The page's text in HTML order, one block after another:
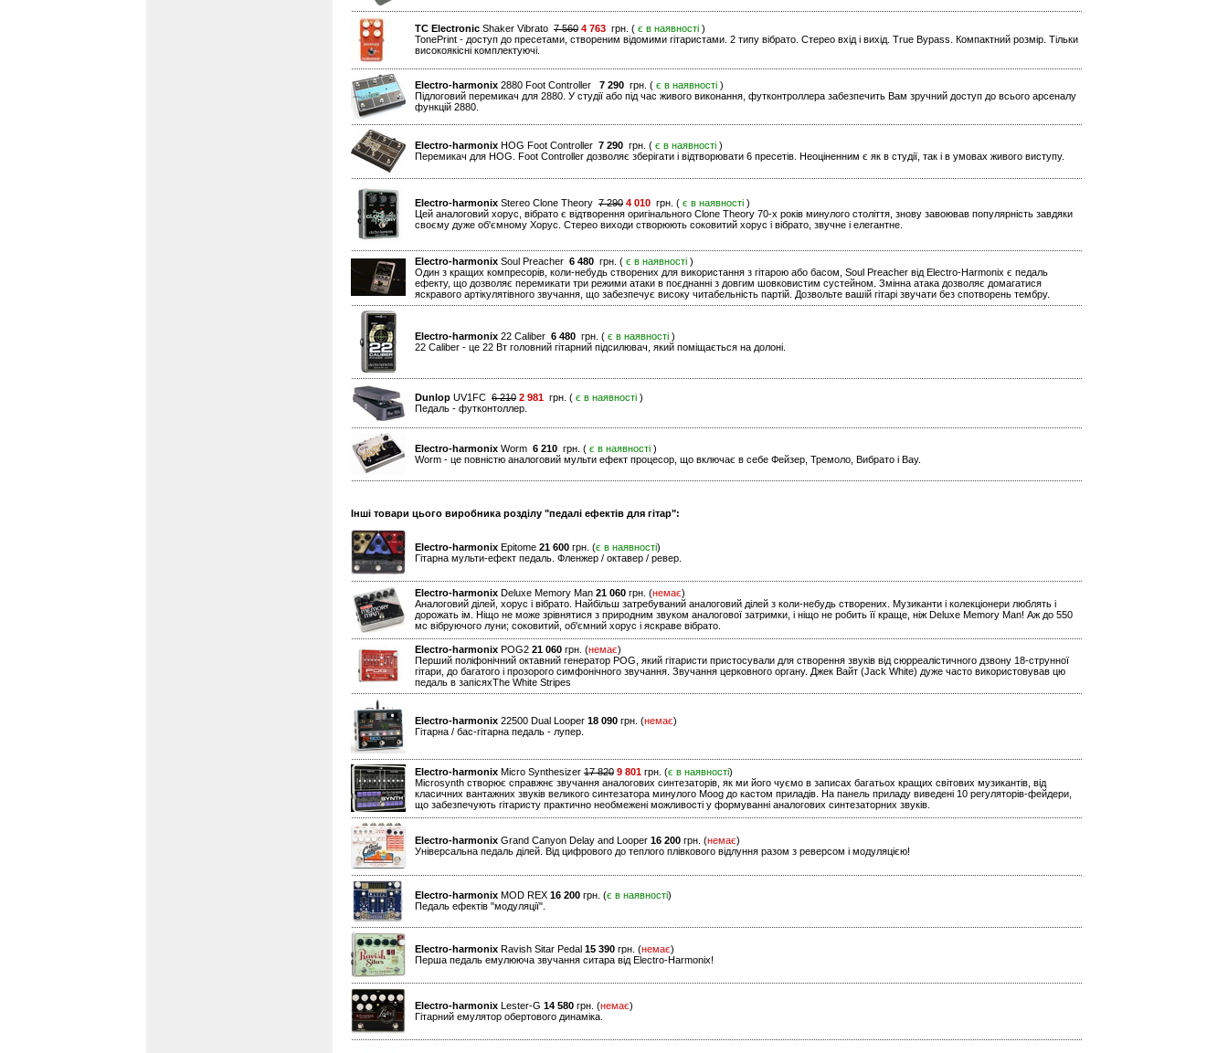
TC Electronic Shaker Vibrato 7 560 4 763 грн. ( є в наявності )
TonePrint - доступ до пресетами, створеним відомими гітаристами. 2 типу вібрато. Стерео вхід і вихід. True Bypass. Компактний розмір. Тільки
високоякісні комплектуючі.
Electro-harmonix 2880 Foot Controller 7 290 грн. ( є в наявності )
Підлоговий перемикач для 2880. У студії або під час живого виконання, футконтроллера забезпечить Вам зручний доступ до всього арсеналу
функцій 2880.
Electro-harmonix HOG Foot Controller 7 290 грн. ( є в наявності )
Перемикач для HOG. Foot Controller дозволяє зберігати і відтворювати 6 пресетів. Неоціненним є як в студії, так і в умовах живого виступу.
Electro-harmonix Stereo Clone Theory 7 290 4 010 грн. ( є в наявності )
Цей аналоговий хорус, вібрато є відтворення оригінального Clone Theory 70-х років минулого століття, знову завоював популярність завдяки
своєму дуже об'ємному Хорус. Стерео виходи створюють соковитий хорус і вібрато, звучне і елегантне.
Electro-harmonix Soul Preacher 6 480 грн. ( є в наявності )
Один з кращих компресорів, коли-небудь створених для використання з гітарою або басом, Soul Preacher від Electro-Harmonix є педаль
ефекту, що дозволяє перемикати три режими атаки в поєднанні з довгим шовковистим сустейном. Змінна атака дозволяє домагатися
яскравого артікулятівного звучання, що забезпечує високу читабельність партій. Дозвольте вашій гітарі звучати без спотворень тембру.
Electro-harmonix 22 Caliber 6 480 грн. ( є в наявності )
22 Caliber - це 22 Вт головний гітарний підсилювач, який поміщається на долоні.
Dunlop UV1FC 6 210 2 981 грн. ( є в наявності )
Педаль - футконтоллер.
Electro-harmonix Worm 6 210 грн. ( є в наявності )
Worm - це повністю аналоговий мульти ефект процесор, що включає в себе Фейзер, Тремоло, Вибрато і Вау.
Інші товари цього виробника розділу "педалі ефектів для гітар":
Electro-harmonix Epitome 21 600 грн. (є в наявності)
Гітарна мульти-ефект педаль. Фленжер / октавер / ревер.
Electro-harmonix Deluxe Memory Man 21 060 грн. (немає)
Аналоговий ділей, хорус і вібрато. Найбільш затребуваний аналоговий ділей з коли-небудь створених. Музиканти і колекціонери люблять і
дорожать ім. Ніщо не може зрівнятися з природним звуком аналогової затримки, і ніщо не робить її краще, ніж Deluxe Memory Man! Аж до 550
мс вібруючого луни; соковитий, об'ємний хорус і яскраве вібрато.
Electro-harmonix POG2 21 060 грн. (немає)
Перший поліфонічний октавний генератор POG, який гітаристи пристосували для створення звуків від сюрреалістичного дзвону 18-струнної
гітари, до багатого і прозорого симфонічного звучання. Звучання церковного органу. Джек Вайт (Jack White) дуже часто використовував цю
педаль в запісяхThe White Stripes
Electro-harmonix 22500 Dual Looper 18 090 грн. (немає)
Гітарна / бас-гітарна педаль - лупер.
Electro-harmonix Micro Synthesizer 17 820 9 801 грн. (є в наявності)
Microsynth створює справжнє звучання аналогових синтезаторів, як ми його чуємо в записах багатьох кращих світових музикантів, від
класичних вантажних звуків великого синтезатора минулого Moog до кастом приладів. На панель приладу виведені 10 регуляторів-фейдери,
що забезпечують гітаристу практично необмежені можливості у формуванні аналогових синтезаторних звуків.
Electro-harmonix Grand Canyon Delay and Looper 16 200 грн. (немає)
Універсальна педаль ділей. Від цифрового до теплого плівкового відлуння разом з реверсом і модуляцією!
Electro-harmonix MOD REX 16 200 грн. (є в наявності)
Педаль ефектів "модуляції".
Electro-harmonix Ravish Sitar Pedal 15 390 грн. (немає)
Перша педаль емулююча звучання ситара від Electro-Harmonix!
Electro-harmonix Lester-G 14 580 грн. (немає)
Гітарний емулятор обертового динаміка.